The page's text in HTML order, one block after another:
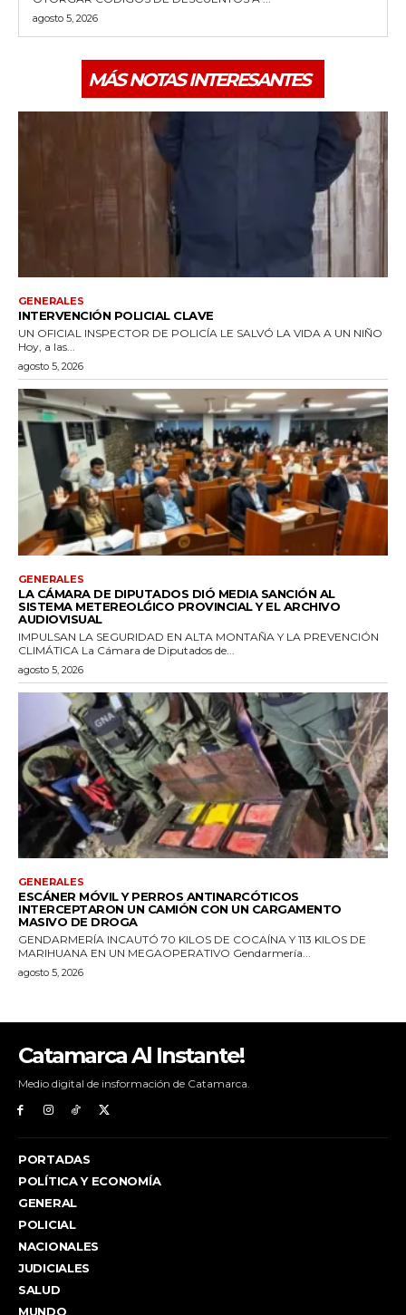
Catamarca Al Instante!
Medio digital de insformación de Catamarca.
PORTADAS
POLÍTICA Y ECONOMÍA
GENERAL
POLICIAL
NACIONALES
JUDICIALES
SALUD
MUNDO